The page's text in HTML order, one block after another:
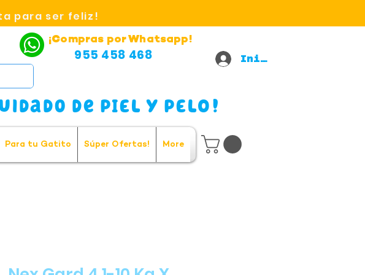
para ser feliz!
¡Compras por Whatsapp!
955 458 468 Iniciar sesión
de PIEL Y PELO!
Para tu Gatito Súper Ofertas! More